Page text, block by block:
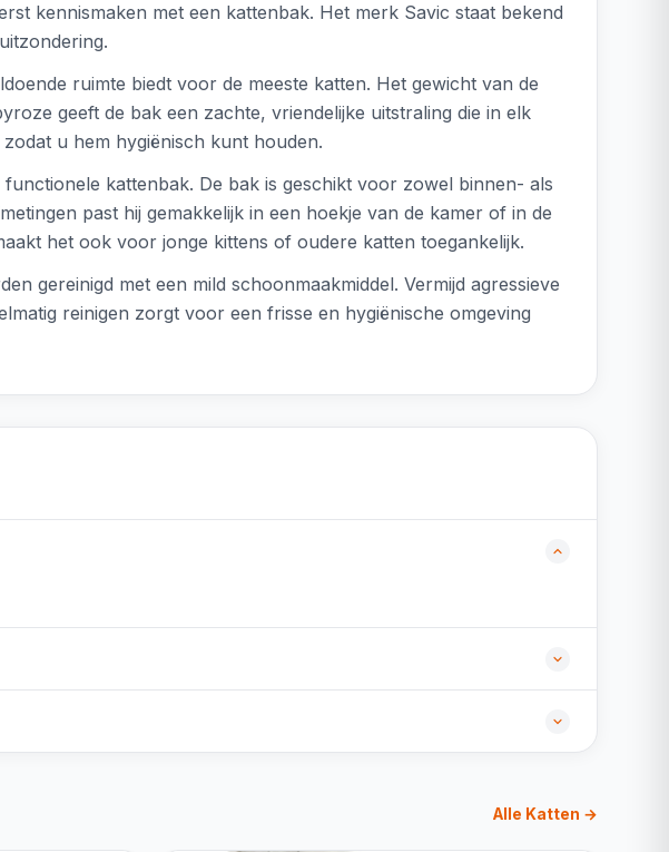
kennismaken met een kattenbak. Het merk Savic staat bekend
ruimte biedt voor de meeste katten. Het gewicht van de
geeft de bak een zachte, vriendelijke uitstraling die in elk
u hem hygiënisch kunt houden.
kattenbak. De bak is geschikt voor zowel binnen- als
past hij gemakkelijk in een hoekje van de kamer of in de
het ook voor jonge kittens of oudere katten toegankelijk.
gereinigd met een mild schoonmaakmiddel. Vermijd agressieve
reinigen zorgt voor een frisse en hygiënische omgeving
Alle Katten →